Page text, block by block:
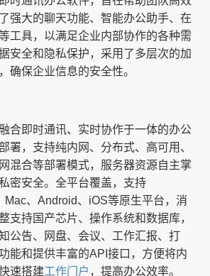
强大的聊天功能、智能办公助手、在
工具，以满足企业内部协作的各种需
安全和隐私保护，采用了多层次的加
确保企业信息的安全性。
合即时通讯、实时协作于一体的办公
署，支持纯内网、分布式、高可用、
混合等部署模式，服务器资源自主掌
密安全。全平台覆盖，支持
Mac、Android、iOS等原生平台，消
支持国产芯片、操作系统和数据库，
公告、网盘、会议、工作汇报、打
能和提供丰富的API接口，方便将内
速搭建工作门户 ，提高办公效率。